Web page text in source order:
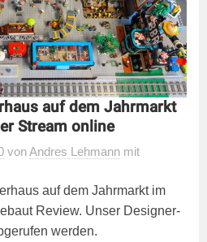
auf dem Jahrmarkt
Stream online
vonAndres Lehmann mit
auf dem Jahrmarkt im
Review. Unser Designer-
werden.